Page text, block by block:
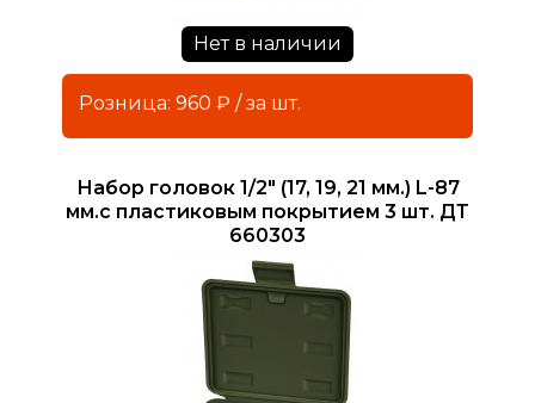
Нет в наличии
Розница: 960 ₽ / за шт.
Набор головок 1/2" (17, 19, 21 мм.) L-87
мм.с пластиковым покрытием 3 шт. ДТ
660303